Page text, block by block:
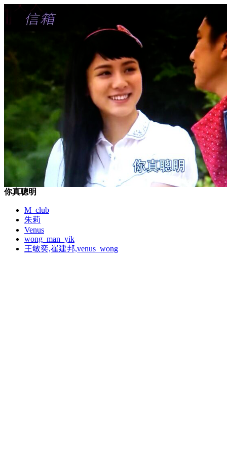
你真聰明
M_club
朱莉
Venus
wong_man_yik
王敏奕,崔建邦,venus_wong